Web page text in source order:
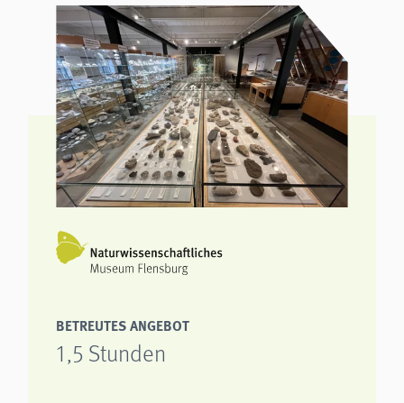
BETREUTES ANGEBOT
1,5 Stunden